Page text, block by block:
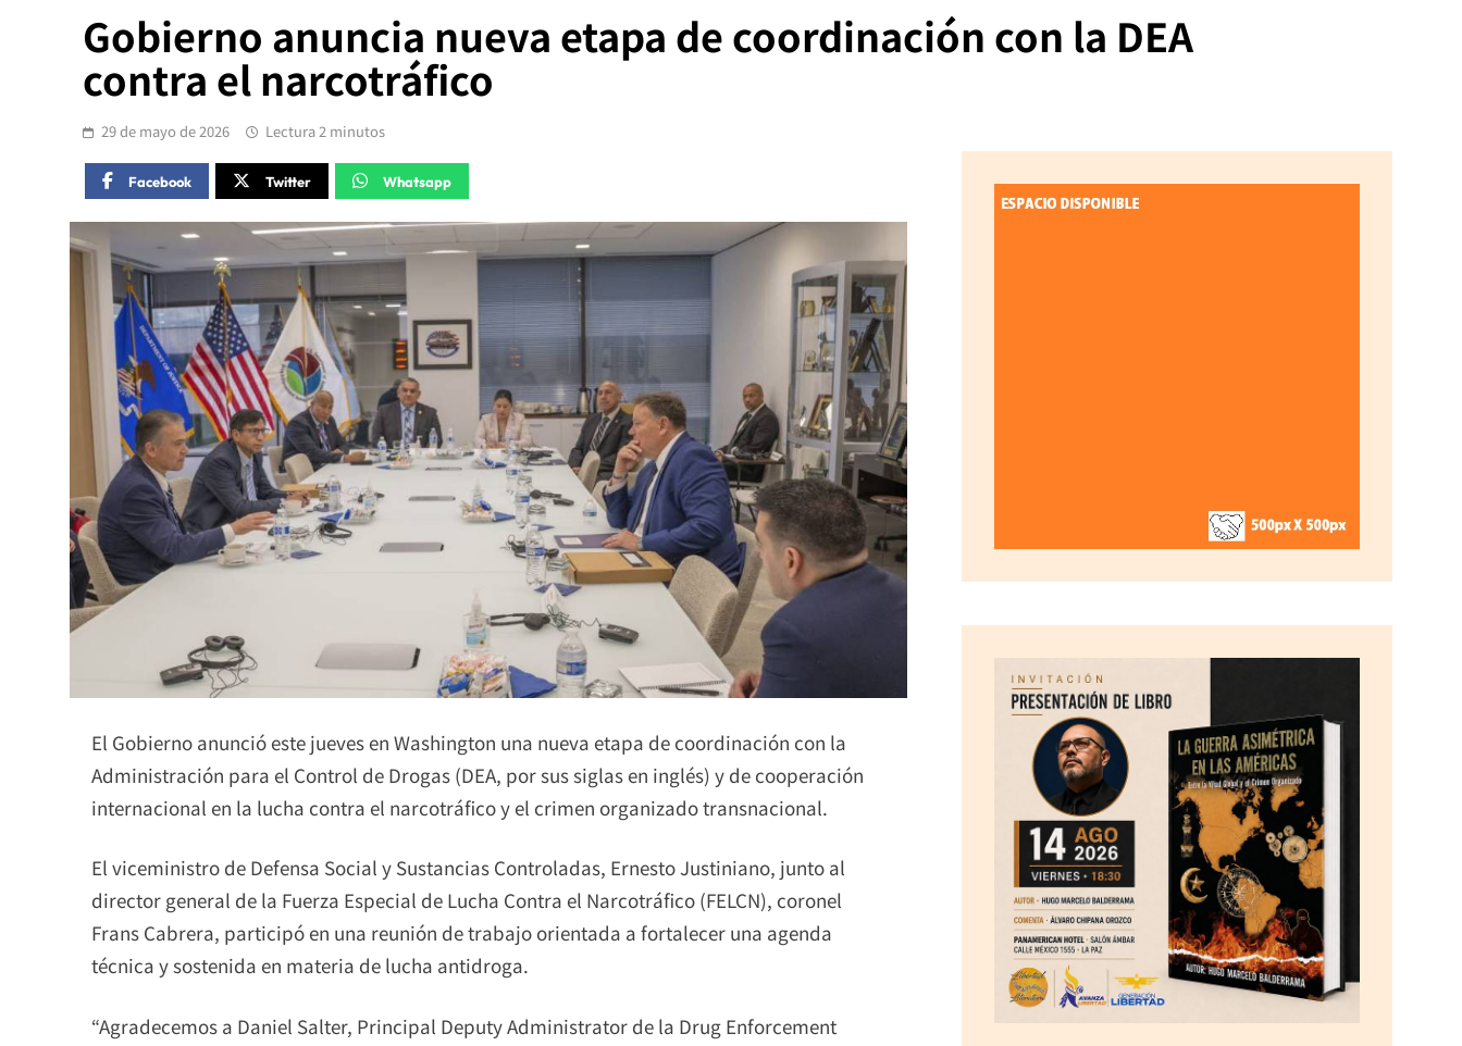
Gobierno anuncia nueva etapa de coordinación con la DEA
contra el narcotráfico
29 de mayo de 2026 Lectura 2 minutos
Facebook Twitter Whatsapp
El Gobierno anunció este jueves en Washington una nueva etapa de coordinación con la
Administración para el Control de Drogas (DEA, por sus siglas en inglés) y de cooperación
internacional en la lucha contra el narcotráfico y el crimen organizado transnacional.
El viceministro de Defensa Social y Sustancias Controladas, Ernesto Justiniano, junto al
director general de la Fuerza Especial de Lucha Contra el Narcotráfico (FELCN), coronel
Frans Cabrera, participó en una reunión de trabajo orientada a fortalecer una agenda
técnica y sostenida en materia de lucha antidroga.
“Agradecemos a Daniel Salter, Principal Deputy Administrator de la Drug Enforcement